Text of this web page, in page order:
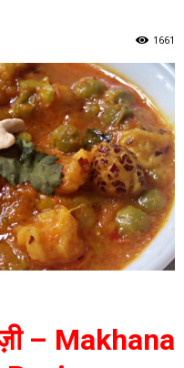
1661
– Makhana